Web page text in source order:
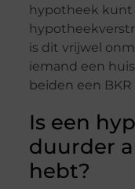
hypotheek kunt
is dit vrijwel
iemand een
beiden een
Is een
duurder
hebt?